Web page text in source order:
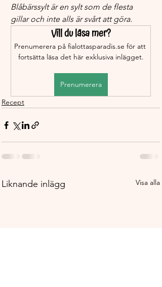
Blåbärssylt är en sylt som de flesta
gillar och inte alls är svårt att göra.
Vill du läsa mer?
Prenumerera på fialottasparadis.se för att
fortsätta läsa det här exklusiva inlägget.
Prenumerera
Recept
Liknande inlägg Visa alla